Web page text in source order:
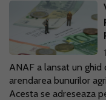
ANAF a lansat un
arendarea bunurilor
Acesta se adreseaza